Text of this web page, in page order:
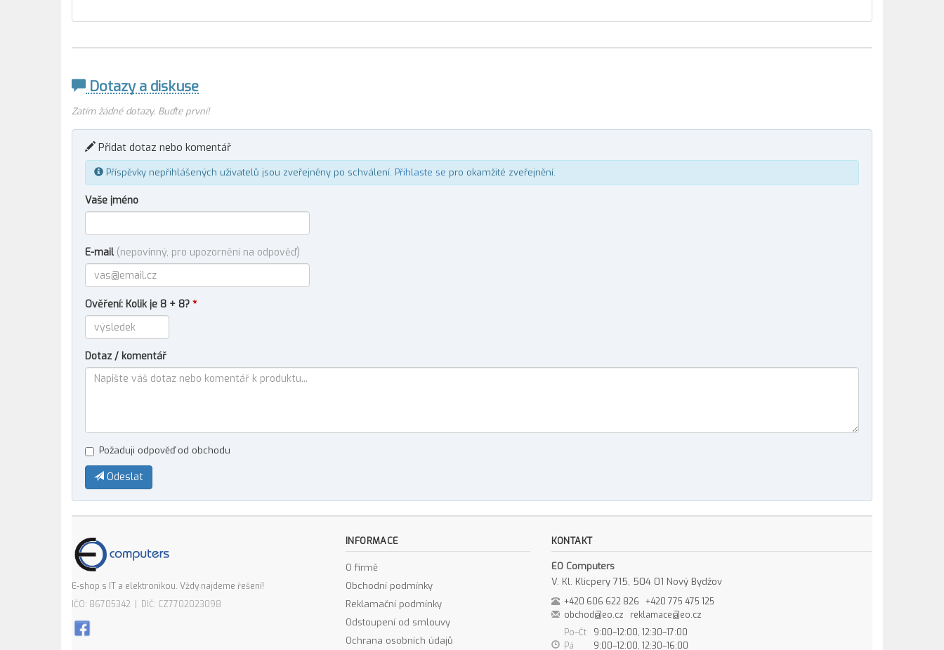
Dotazy a diskuse
Zatím žádné dotazy. Buďte první!
Přidat dotaz nebo komentář
Příspěvky nepřihlášených uživatelů jsou zveřejněny po schválení. Přihlaste se pro okamžité zveřejnění.
Vaše jméno
E-mail (nepovinný, pro upozornění na odpověď)
Ověření: Kolik je 8 + 8? *
Dotaz / komentář
Požaduji odpověď od obchodu
Odeslat
E-shop s IT a elektronikou. Vždy najdeme řešení!
IČO: 86705342 | DIČ: CZ7702023098
INFORMACE
O firmě
Obchodní podmínky
Reklamační podmínky
Odstoupení od smlouvy
Ochrana osobních údajů
KONTAKT
EO Computers
V. Kl. Klicpery 715, 504 01 Nový Bydžov
+420 606 622 826
+420 775 475 125
obchod@eo.cz
reklamace@eo.cz
Po–Čt
9:00–12:00, 12:30–17:00
Pá
9:00–12:00, 12:30–16:00